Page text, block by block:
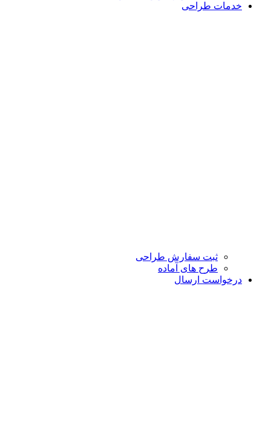
خدمات طراحی
ثبت سفارش طراحی
طرح های آماده
درخواست ارسال